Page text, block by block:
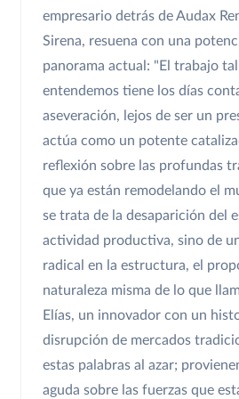
empresario detrás de Audax
Sirena, resuena con una
panorama actual: "El trabajo
entendemos tiene los días
aseveración, lejos de ser un
actúa como un potente
reflexión sobre las profundas
que ya están remodelando el
se trata de la desaparición del
actividad productiva, sino de
radical en la estructura, el
naturaleza misma de lo que
Elías, un innovador con un
disrupción de mercados
estas palabras al azar;
aguda sobre las fuerzas que